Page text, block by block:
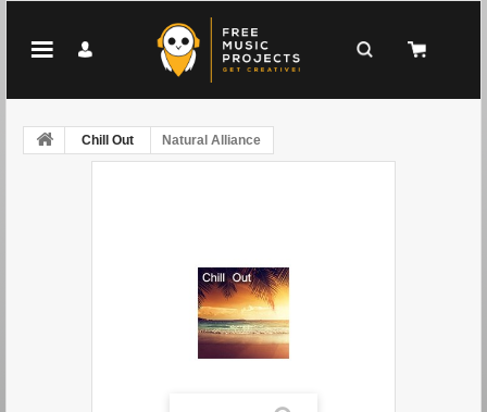
Chill Out Natural Alliance